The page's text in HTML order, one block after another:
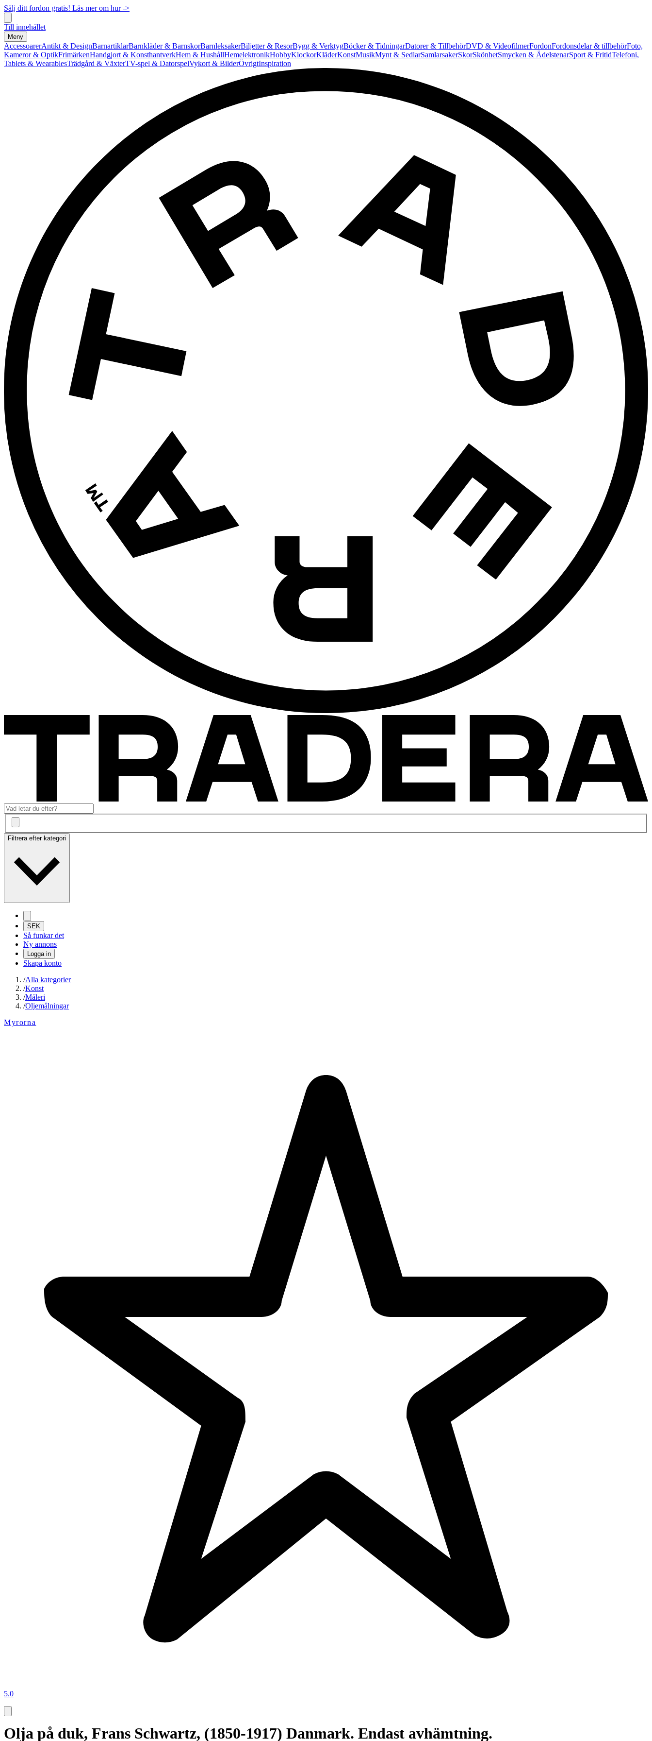
Sälj ditt fordon gratis! Läs mer om hur ->
Till innehållet
Meny
AccessoarerAntikt & DesignBarnartiklarBarnkläder & BarnskorBarnleksakerBiljetter & ResorBygg & VerktygBöcker & TidningarDatorer & TillbehörDVD & VideofilmerFordonFordonsdelar & tillbehörFoto,
Kameror & OptikFrimärkenHandgjort & KonsthantverkHem & HushållHemelektronikHobbyKlockorKläderKonstMusikMynt & SedlarSamlarsakerSkorSkönhetSmycken & ÄdelstenarSport & FritidTelefoni,
Tablets & WearablesTrädgård & VäxterTV-spel & DatorspelVykort & BilderÖvrigtInspiration
Filtrera efter kategori
SEK
Så funkar det
Ny annons
Logga in
Skapa konto
/Alla kategorier
/Konst
/Måleri
/Oljemålningar
Myrorna
5.0
Olja på duk, Frans Schwartz, (1850-1917) Danmark. Endast avhämtning.